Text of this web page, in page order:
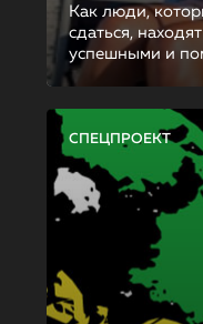
Как люди,
сдаться,
успешными и
СПЕЦПРОЕКТ